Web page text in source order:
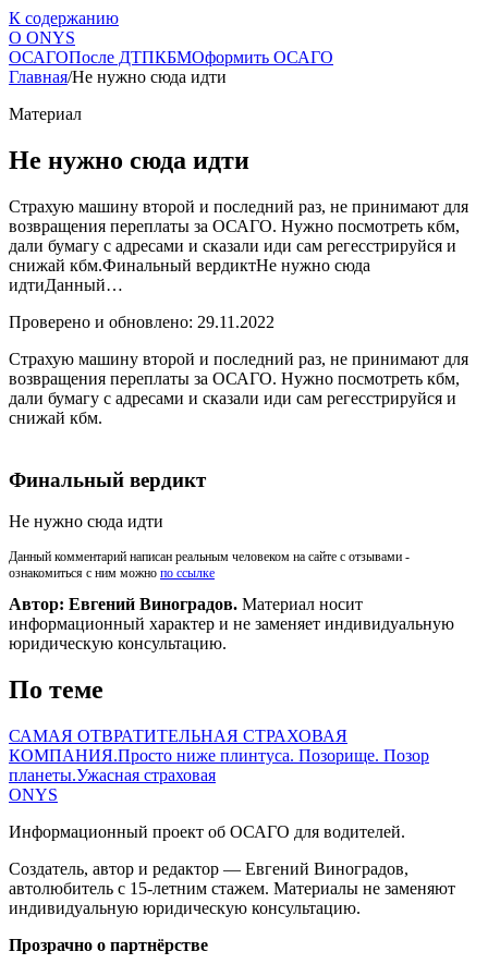
К содержанию
О ONYS
ОСАГОПосле ДТПКБМОформить ОСАГО
Главная/Не нужно сюда идти
Материал
Не нужно сюда идти
Страхую машину второй и последний раз, не принимают для
возвращения переплаты за ОСАГО. Нужно посмотреть кбм,
дали бумагу с адресами и сказали иди сам регесстрируйся и
снижай кбм.Финальный вердиктНе нужно сюда
идтиДанный…
Проверено и обновлено: 29.11.2022
Страхую машину второй и последний раз, не принимают для
возвращения переплаты за ОСАГО. Нужно посмотреть кбм,
дали бумагу с адресами и сказали иди сам регесстрируйся и
снижай кбм.
Финальный вердикт
Не нужно сюда идти
Данный комментарий написан реальным человеком на сайте с отзывами -
ознакомиться с ним можно по ссылке
Автор: Евгений Виноградов. Материал носит
информационный характер и не заменяет индивидуальную
юридическую консультацию.
По теме
САМАЯ ОТВРАТИТЕЛЬНАЯ СТРАХОВАЯ
КОМПАНИЯ.Просто ниже плинтуса. Позорище. Позор
планеты.Ужасная страховая
ONYS
Информационный проект об ОСАГО для водителей.
Создатель, автор и редактор — Евгений Виноградов,
автолюбитель с 15-летним стажем. Материалы не заменяют
индивидуальную юридическую консультацию.
Прозрачно о партнёрстве